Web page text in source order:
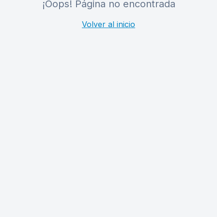
¡Oops! Página no encontrada
Volver al inicio